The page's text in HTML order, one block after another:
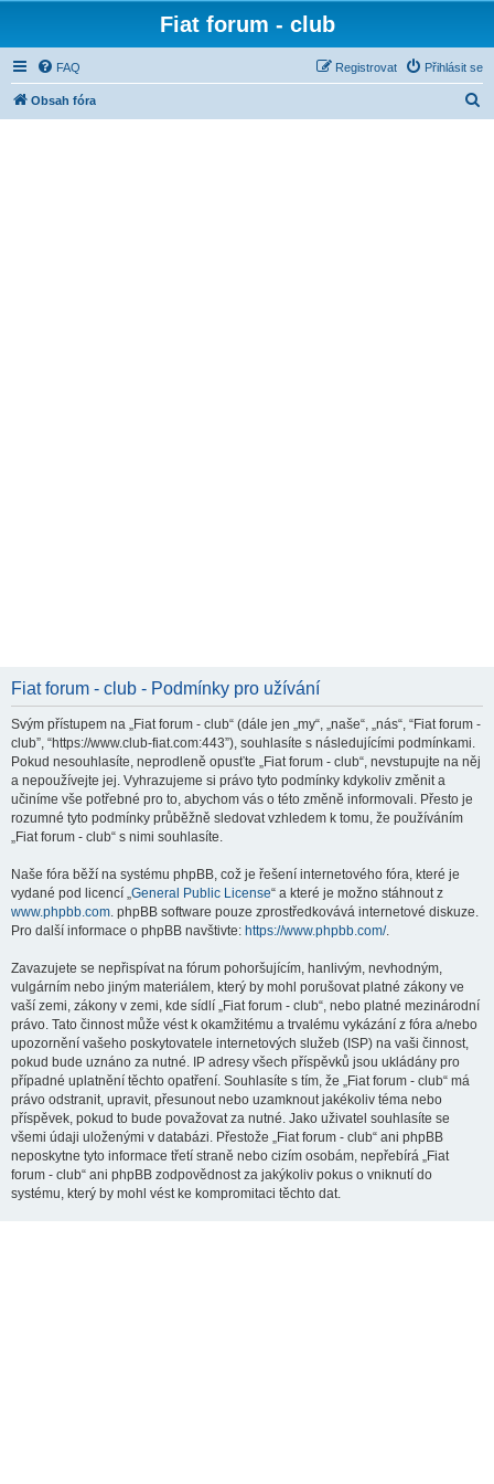
Fiat forum - club
FAQ Přihlásit se
Registrovat
Obsah fóra
Fiat forum - club - Podmínky pro užívání
Svým přístupem na „Fiat forum - club“ (dále jen „my“, „naše“, „nás“, “Fiat forum -
club”, “https://www.club-fiat.com:443”), souhlasíte s následujícími podmínkami.
Pokud nesouhlasíte, neprodleně opusťte „Fiat forum - club“, nevstupujte na něj
a nepoužívejte jej. Vyhrazujeme si právo tyto podmínky kdykoliv změnit a
učiníme vše potřebné pro to, abychom vás o této změně informovali. Přesto je
rozumné tyto podmínky průběžně sledovat vzhledem k tomu, že používáním
„Fiat forum - club“ s nimi souhlasíte.
Naše fóra běží na systému phpBB, což je řešení internetového fóra, které je
vydané pod licencí „General Public License“ a které je možno stáhnout z
www.phpbb.com. phpBB software pouze zprostředkovává internetové diskuze.
Pro další informace o phpBB navštivte: https://www.phpbb.com/.
Zavazujete se nepřispívat na fórum pohoršujícím, hanlivým, nevhodným,
vulgárním nebo jiným materiálem, který by mohl porušovat platné zákony ve
vaší zemi, zákony v zemi, kde sídlí „Fiat forum - club“, nebo platné mezinárodní
právo. Tato činnost může vést k okamžitému a trvalému vykázání z fóra a/nebo
upozornění vašeho poskytovatele internetových služeb (ISP) na vaši činnost,
pokud bude uznáno za nutné. IP adresy všech příspěvků jsou ukládány pro
případné uplatnění těchto opatření. Souhlasíte s tím, že „Fiat forum - club“ má
právo odstranit, upravit, přesunout nebo uzamknout jakékoliv téma nebo
příspěvek, pokud to bude považovat za nutné. Jako uživatel souhlasíte se
všemi údaji uloženými v databázi. Přestože „Fiat forum - club“ ani phpBB
neposkytne tyto informace třetí straně nebo cizím osobám, nepřebírá „Fiat
forum - club“ ani phpBB zodpovědnost za jakýkoliv pokus o vniknutí do
systému, který by mohl vést ke kompromitaci těchto dat.